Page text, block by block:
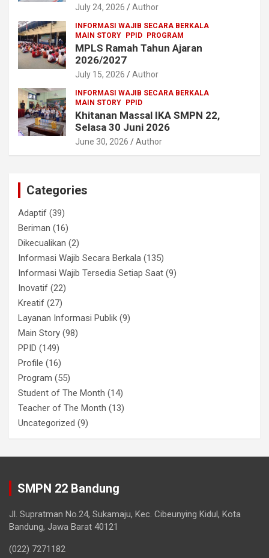
July 24, 2026 Author
INFORMASI WAJIB SECARA BERKALA
MAIN STORY
PPID PROGRAM
MPLS Ramah Tahun Ajaran
2026/2027
July 15, 2026 Author
INFORMASI WAJIB SECARA BERKALA
MAIN STORY
PPID
Khitanan Massal IKA SMPN 22,
Selasa 30 Juni 2026
June 30, 2026 Author
Categories
Adaptif (39)
Beriman (16)
Dikecualikan (2)
Informasi Wajib Secara Berkala (135)
Informasi Wajib Tersedia Setiap Saat (9)
Inovatif (22)
Kreatif (27)
Layanan Informasi Publik (9)
Main Story (98)
PPID (149)
Profile (16)
Program (55)
Student of The Month (14)
Teacher of The Month (13)
Uncategorized (9)
SMPN 22 Bandung
Jl. Supratman No.24, Sukamaju, Kec. Cibeunying Kidul, Kota
Bandung, Jawa Barat 40121
(022) 7271182